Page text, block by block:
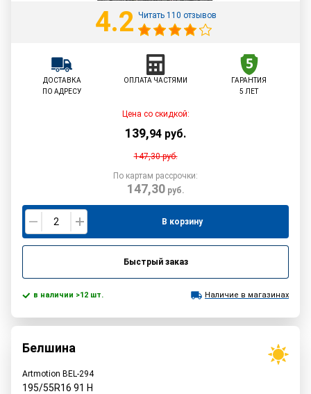
4.2 Читать 110 отзывов
ДОСТАВКА
ПО АДРЕСУ
ОПЛАТА ЧАСТЯМИ
ГАРАНТИЯ
5 ЛЕТ
Цена со скидкой:
139,94 руб.
147,30руб.
По картам рассрочки:
147,30руб.
В корзину
Быстрый заказ
в наличии >12 шт. Наличие в магазинах
Белшина
Artmotion BEL-294
195/55R16 91 H